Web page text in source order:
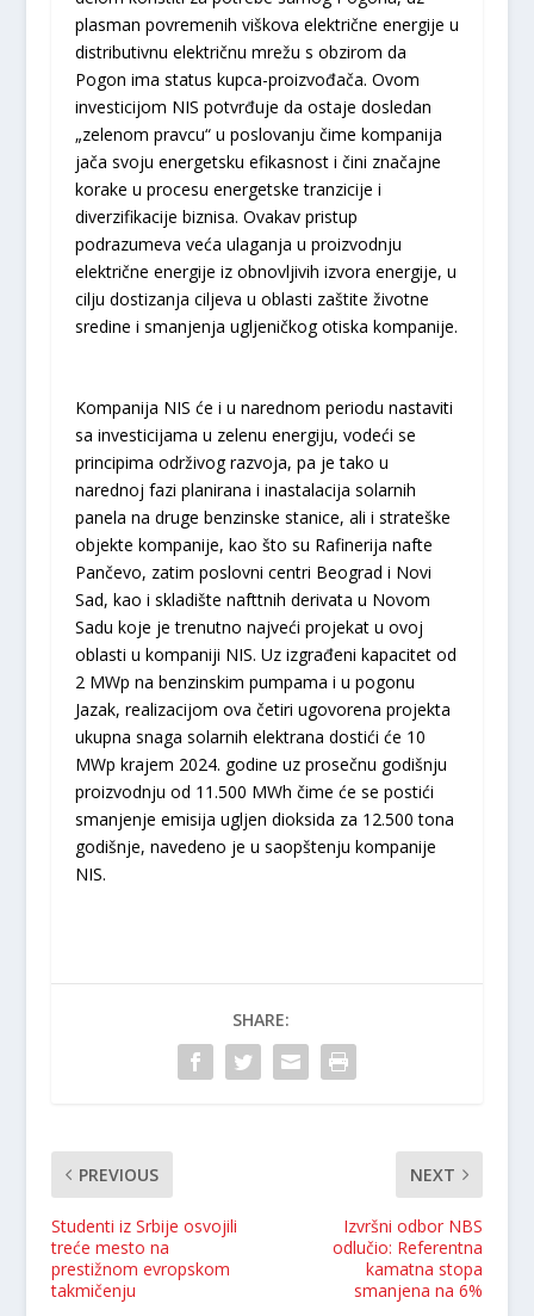
plasman povremenih viškova električne energije u
distributivnu električnu mrežu s obzirom da
Pogon ima status kupca-proizvođača. Ovom
investicijom NIS potvrđuje da ostaje dosledan
„zelenom pravcu“ u poslovanju čime kompanija
jača svoju energetsku efikasnost i čini značajne
korake u procesu energetske tranzicije i
diverzifikacije biznisa. Ovakav pristup
podrazumeva veća ulaganja u proizvodnju
električne energije iz obnovlјivih izvora energije, u
cilјu dostizanja cilјeva u oblasti zaštite životne
sredine i smanjenja uglјeničkog otiska kompanije.
Kompanija NIS će i u narednom periodu nastaviti
sa investicijama u zelenu energiju, vodeći se
principima održivog razvoja, pa je tako u
narednoj fazi planirana i inastalacija solarnih
panela na druge benzinske stanice, ali i strateške
objekte kompanije, kao što su Rafinerija nafte
Pančevo, zatim poslovni centri Beograd i Novi
Sad, kao i skladište nafttnih derivata u Novom
Sadu koje je trenutno najveći projekat u ovoj
oblasti u kompaniji NIS. Uz izgrađeni kapacitet od
2 MWp na benzinskim pumpama i u pogonu
Jazak, realizacijom ova četiri ugovorena projekta
ukupna snaga solarnih elektrana dostići će 10
MWp krajem 2024. godine uz prosečnu godišnju
proizvodnju od 11.500 MWh čime će se postići
smanjenje emisija uglјen dioksida za 12.500 tona
godišnje, navedeno je u saopštenju kompanije
NIS.
SHARE:
PREVIOUS
Studenti iz Srbije osvojili
treće mesto na
prestižnom evropskom
takmičenju
NEXT
Izvršni odbor NBS
odlučio: Referentna
kamatna stopa
smanjena na 6%